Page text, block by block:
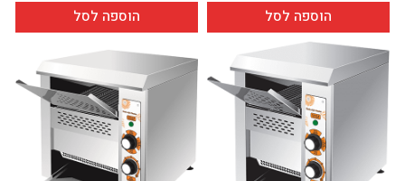
הוספה לסל
היה:
₪2,750.
הוספה לסל